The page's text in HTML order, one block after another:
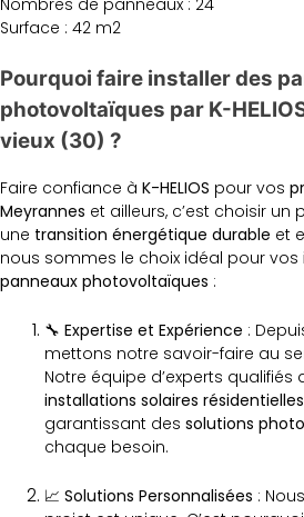
Surface : 42 m2
Pourquoi faire installer des
photovoltaïques par K-
vieux (30) ?
Faire confiance à K-HELIOS pour vos
Meyrannes et ailleurs, c’est choisir
une transition énergétique durable et
nous sommes le choix idéal pour vos
panneaux photovoltaïques :
🔧 Expertise et Expérience :
mettons notre savoir-faire au
Notre équipe d’experts
installations solaires
garantissant des solutions
chaque besoin.
📈 Solutions Personnalisées :